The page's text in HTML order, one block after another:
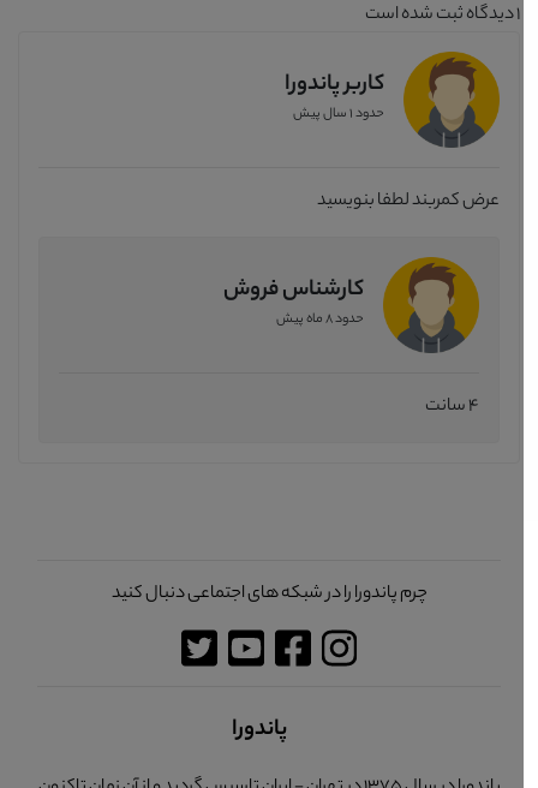
دیدگاه ثبت شده است
کاربر پاندورا
حدود 1 سال پیش
عرض کمربند لطفا بنویسید
کارشناس فروش
حدود 8 ماه پیش
چرم پاندورا را در شبکه های اجتماعی دنبال کنید
پاندورا